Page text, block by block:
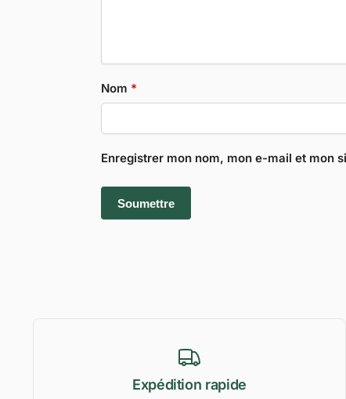
Nom *
Enregistrer mon nom, mon e-mail et mon
Expédition rapide